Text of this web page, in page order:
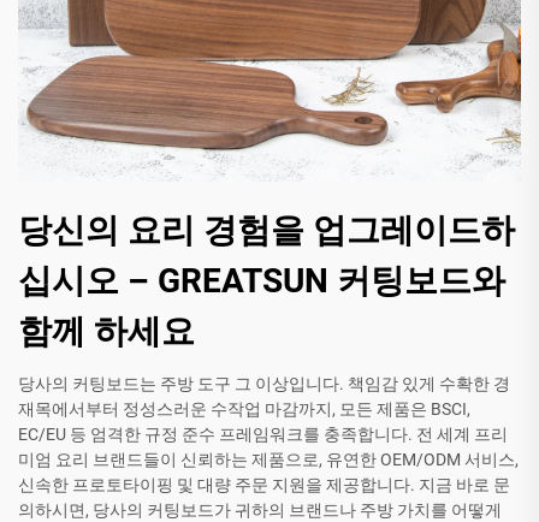
당신의 요리 경험을 업그레이드하
십시오 – GREATSUN 커팅보드와
함께 하세요
당사의 커팅보드는 주방 도구 그 이상입니다. 책임감 있게 수확한 경
재목에서부터 정성스러운 수작업 마감까지, 모든 제품은 BSCI,
EC/EU 등 엄격한 규정 준수 프레임워크를 충족합니다. 전 세계 프리
미엄 요리 브랜드들이 신뢰하는 제품으로, 유연한 OEM/ODM 서비스,
신속한 프로토타이핑 및 대량 주문 지원을 제공합니다. 지금 바로 문
의하시면, 당사의 커팅보드가 귀하의 브랜드나 주방 가치를 어떻게